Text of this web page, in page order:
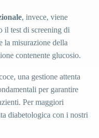
, invece, viene
il test di screening di
la misurazione della
contenente glucosio.
una gestione attenta
per garantire
Per maggiori
diabetologica con i nostri